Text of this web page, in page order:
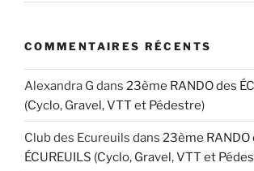
COMMENTAIRES RÉCENTS
Alexandra G dans 23ème RANDO des
(Cyclo, Gravel, VTT et Pédestre)
Club des Ecureuils dans 23ème RANDO
ÉCUREUILS (Cyclo, Gravel, VTT et